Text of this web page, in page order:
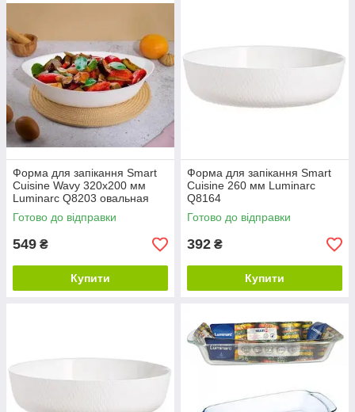
Форма для запікання Smart
Cuisine Wavy 320х200 мм
Luminarc Q8203 овальная
Готово до відправки
549 ₴
Купити
Форма для запікання Smart
Cuisine 260 мм Luminarc
Q8164
Готово до відправки
392 ₴
Купити